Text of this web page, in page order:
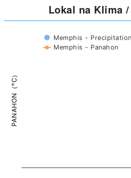
Lokal na Klima
PANAHON（°C）
Memphis - Precipitation
Memphis - Panahon